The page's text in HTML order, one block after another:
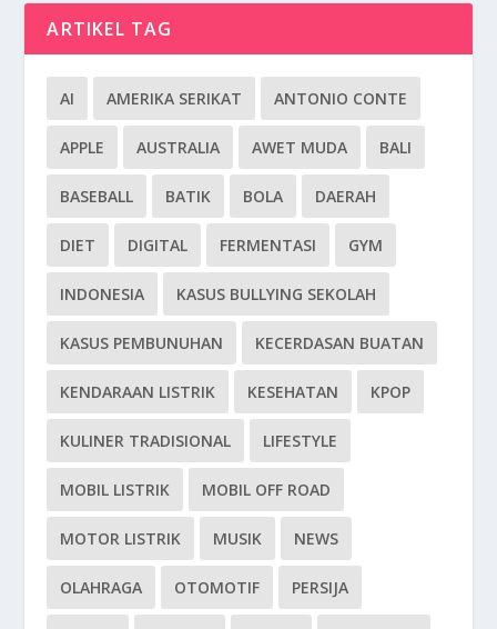
ARTIKEL TAG
AI AMERIKA SERIKAT ANTONIO CONTE
APPLE AUSTRALIA AWET MUDA BALI
BASEBALL BATIK BOLA DAERAH
DIET DIGITAL FERMENTASI GYM
INDONESIA KASUS BULLYING SEKOLAH
KASUS PEMBUNUHAN KECERDASAN BUATAN
KENDARAAN LISTRIK KESEHATAN KPOP
KULINER TRADISIONAL LIFESTYLE
MOBIL LISTRIK MOBIL OFF ROAD
MOTOR LISTRIK MUSIK NEWS
OLAHRAGA OTOMOTIF PERSIJA